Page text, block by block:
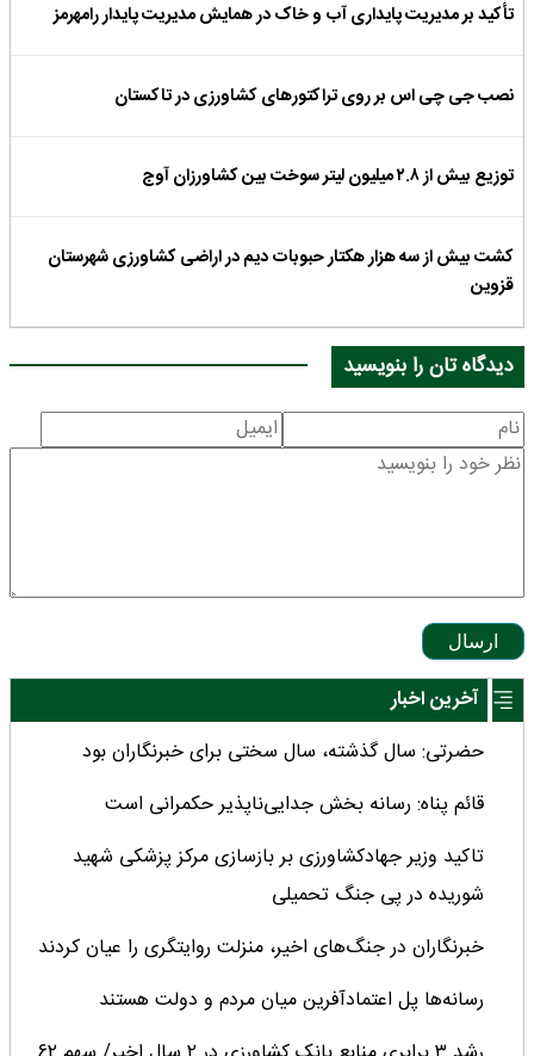
تأکید بر مدیریت پایداری آب و خاک در همایش مدیریت پایدار رامهرمز
نصب جی چی اس بر روی تراکتورهای کشاورزی در تاکستان
توزیع بیش از ۲.۸ میلیون لیتر سوخت بین کشاورزان آوج
کشت بیش از سه هزار هکتار حبوبات دیم در اراضی کشاورزی شهرستان
قزوین
دیدگاه تان را بنویسید
ارسال
آخرین اخبار
حضرتی: سال گذشته، سال سختی برای خبرنگاران بود
قائم پناه: رسانه بخش جدایی‌ناپذیر حکمرانی است
تاکید وزیر جهادکشاورزی بر بازسازی مرکز پزشکی شهید
شوریده در پی جنگ تحمیلی
خبرنگاران در جنگ‌های اخیر، منزلت روایتگری را عیان کردند
رسانه‌ها پل اعتمادآفرین میان مردم و دولت هستند